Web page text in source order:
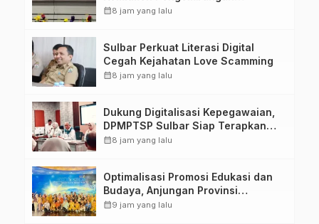
Kompetensi ASN melalui
calendar_month8 jam yang lalu
Sulbar Perkuat Literasi Digital
Cegah Kejahatan Love Scamming
calendar_month8 jam yang lalu
Dukung Digitalisasi Kepegawaian,
DPMPTSP Sulbar Siap Terapkan
Aplikasi FLEKSI ASN
calendar_month8 jam yang lalu
Optimalisasi Promosi Edukasi dan
Budaya, Anjungan Provinsi
Sulawesi Barat Perkuat Kolaborasi
calendar_month9 jam yang lalu